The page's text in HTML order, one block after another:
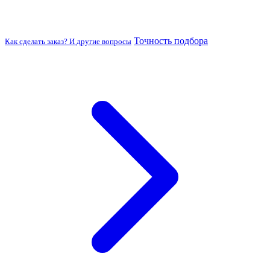
Как сделать заказ? И другие вопросы Точность подбора